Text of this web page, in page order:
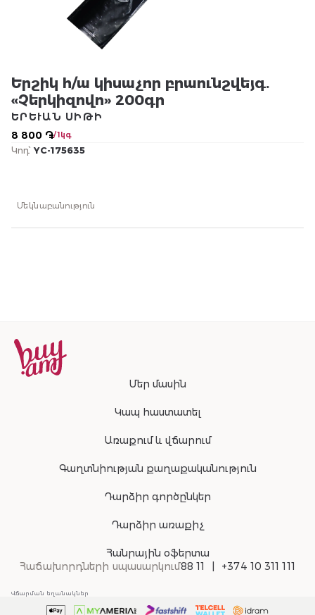
Երշիկ հ/ա կիսաչոր բրաունշվեյգ.
«Չերկիզովո» 200գր
8 800 ֏/ 1կգ
ԵՐԵՒԱՆ ՍԻԹԻ
Կոդ՝ YC-175635
Մեկնաբանություն
Մեր մասին
Կապ հաստատել
Առաքում և վճարում
Գաղտնիության քաղաքականություն
Դարձիր գործընկեր
Դարձիր առաքիչ
Հանրային օֆերտա
Հաճախորդների սպասարկում88 11 +374 10 311 111
Վճարման եղանակներ